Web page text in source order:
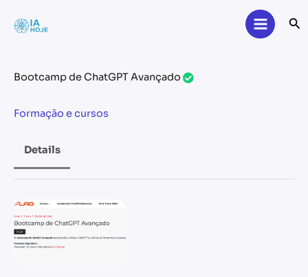
Bootcamp de ChatGPT Avançado
Formação e cursos
Details